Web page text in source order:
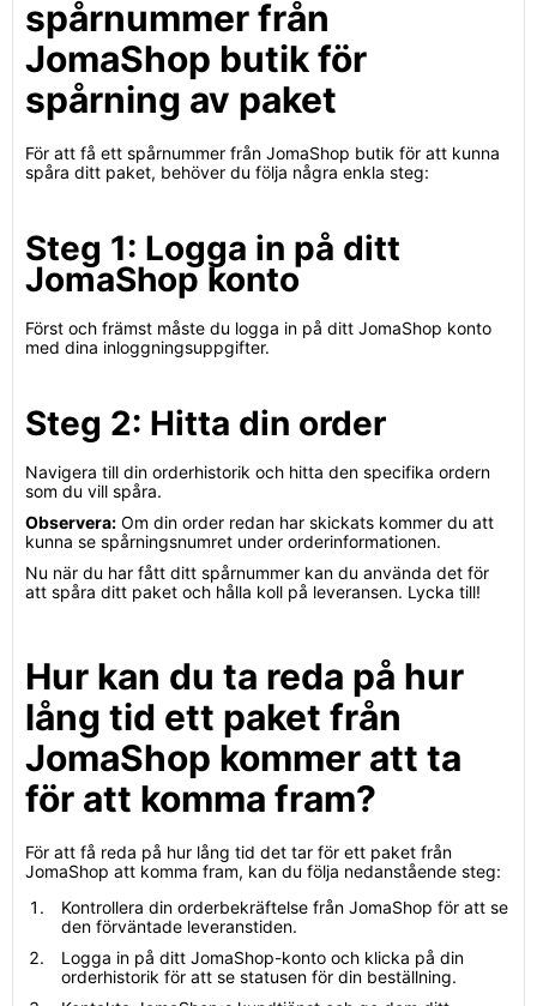
spårnummer från
JomaShop butik för
spårning av paket
För att få ett spårnummer från JomaShop butik för att kunna
spåra ditt paket, behöver du följa några enkla steg:
Steg 1: Logga in på ditt
JomaShop konto
Först och främst måste du logga in på ditt JomaShop konto
med dina inloggningsuppgifter.
Steg 2: Hitta din order
Navigera till din orderhistorik och hitta den specifika ordern
som du vill spåra.
Observera: Om din order redan har skickats kommer du att
kunna se spårningsnumret under orderinformationen.
Nu när du har fått ditt spårnummer kan du använda det för
att spåra ditt paket och hålla koll på leveransen. Lycka till!
Hur kan du ta reda på hur
lång tid ett paket från
JomaShop kommer att ta
för att komma fram?
För att få reda på hur lång tid det tar för ett paket från
JomaShop att komma fram, kan du följa nedanstående steg:
Kontrollera din orderbekräftelse från JomaShop för att se
den förväntade leveranstiden.
Logga in på ditt JomaShop-konto och klicka på din
orderhistorik för att se statusen för din beställning.